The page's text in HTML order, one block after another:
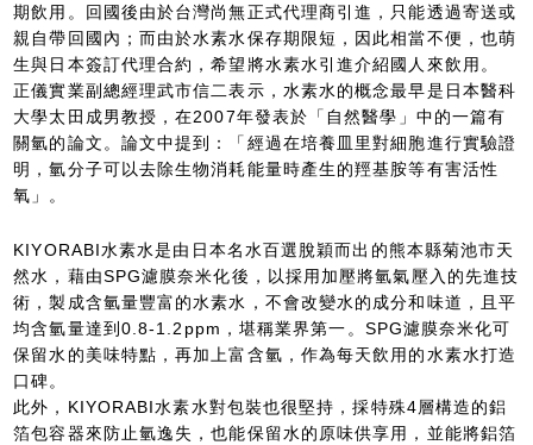
期飲用。回國後由於台灣尚無正式代理商引進，只能透過寄送或
親自帶回國內；而由於水素水保存期限短，因此相當不便，也萌
生與日本簽訂代理合約，希望將水素水引進介紹國人來飲用。
正儀實業副總經理武市信二表示，水素水的概念最早是日本醫科
大學太田成男教授，在2007年發表於「自然醫學」中的一篇有
關氫的論文。論文中提到：「經過在培養皿里對細胞進行實驗證
明，氫分子可以去除生物消耗能量時產生的羥基胺等有害活性
氧」。
KIYORABI水素水是由日本名水百選脫穎而出的熊本縣菊池市天
然水，藉由SPG濾膜奈米化後，以採用加壓將氫氣壓入的先進技
術，製成含氫量豐富的水素水，不會改變水的成分和味道，且平
均含氫量達到0.8-1.2ppm，堪稱業界第一。SPG濾膜奈米化可
保留水的美味特點，再加上富含氫，作為每天飲用的水素水打造
口碑。
此外，KIYORABI水素水對包裝也很堅持，採特殊4層構造的鋁
箔包容器來防止氫逸失，也能保留水的原味供享用，並能將鋁箔